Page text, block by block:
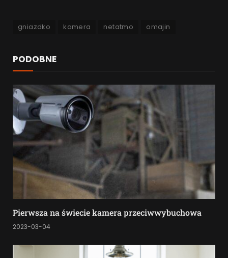
gniazdko kamera netatmo omajin
PODOBNE
Pierwsza na świecie kamera przeciwwybuchowa
2023-03-04